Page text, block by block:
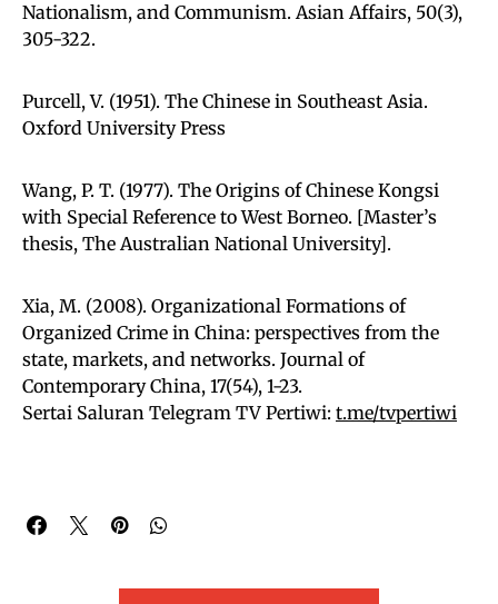
Nationalism, and Communism. Asian Affairs, 50(3),
305-322.
Purcell, V. (1951). The Chinese in Southeast Asia.
Oxford University Press
Wang, P. T. (1977). The Origins of Chinese Kongsi
with Special Reference to West Borneo. [Master’s
thesis, The Australian National University].
Xia, M. (2008). Organizational Formations of
Organized Crime in China: perspectives from the
state, markets, and networks. Journal of
Contemporary China, 17(54), 1-23.
Sertai Saluran Telegram TV Pertiwi: t.me/tvpertiwi